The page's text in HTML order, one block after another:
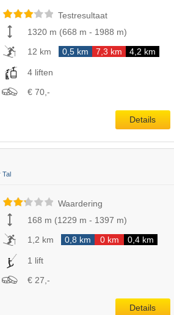
Testresultaat
1320 m (668 m - 1988 m)
12 km
0,5 km 7,3 km 4,2 km
4 liften
€ 70,-
Details
Tal
Waardering
168 m (1229 m - 1397 m)
1,2 km
0,8 km 0 km 0,4 km
1 lift
€ 27,-
Details